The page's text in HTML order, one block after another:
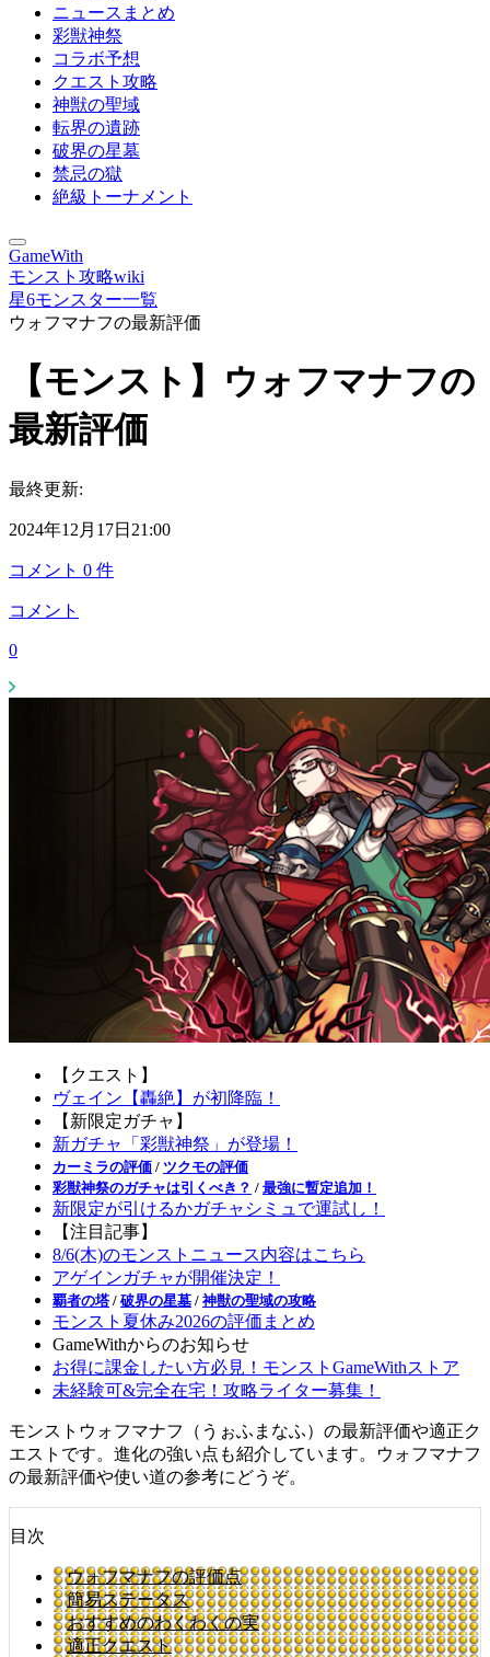
ニュースまとめ
彩獣神祭
コラボ予想
クエスト攻略
神獣の聖域
転界の遺跡
破界の星墓
禁忌の獄
絶級トーナメント
GameWith
モンスト攻略wiki
星6モンスター一覧
ウォフマナフの最新評価
【モンスト】ウォフマナフの
最新評価
最終更新:
2024年12月17日21:00
コメント 0 件
コメント
0
【クエスト】
ヴェイン【轟絶】が初降臨！
【新限定ガチャ】
新ガチャ「彩獣神祭」が登場！
カーミラの評価 / ツクモの評価
彩獣神祭のガチャは引くべき？ / 最強に暫定追加！
新限定が引けるかガチャシミュで運試し！
【注目記事】
8/6(木)のモンストニュース内容はこちら
アゲインガチャが開催決定！
覇者の塔 / 破界の星墓 / 神獣の聖域の攻略
モンスト夏休み2026の評価まとめ
GameWithからのお知らせ
お得に課金したい方必見！モンストGameWithストア
未経験可&完全在宅！攻略ライター募集！
モンストウォフマナフ（うぉふまなふ）の最新評価や適正ク
エストです。進化の強い点も紹介しています。ウォフマナフ
の最新評価や使い道の参考にどうぞ。
目次
ウォフマナフの評価点
簡易ステータス
おすすめのわくわくの実
適正クエスト